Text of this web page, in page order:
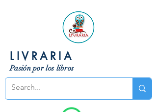
LIVRARIA
Pasión por los libros